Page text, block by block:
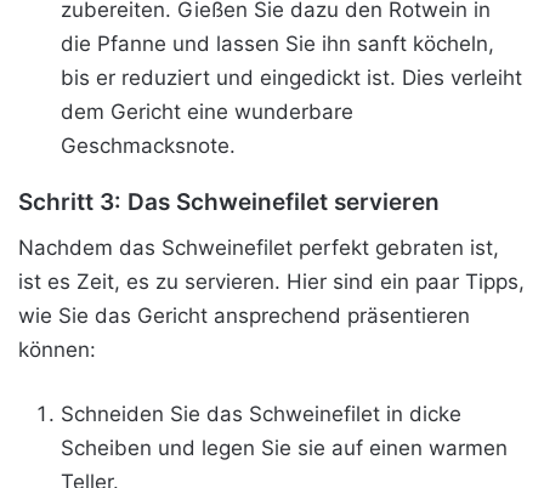
zubereiten. Gießen Sie dazu den Rotwein in
die Pfanne und lassen Sie ihn sanft köcheln,
bis er reduziert und eingedickt ist. Dies verleiht
dem Gericht eine wunderbare
Geschmacksnote.
Schritt 3: Das Schweinefilet servieren
Nachdem das Schweinefilet perfekt gebraten ist,
ist es Zeit, es zu servieren. Hier sind ein paar Tipps,
wie Sie das Gericht ansprechend präsentieren
können:
Schneiden Sie das Schweinefilet in dicke
Scheiben und legen Sie sie auf einen warmen
Teller.